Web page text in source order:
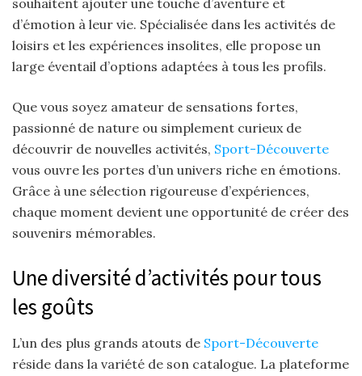
souhaitent ajouter une touche d’aventure et
d’émotion à leur vie. Spécialisée dans les activités de
loisirs et les expériences insolites, elle propose un
large éventail d’options adaptées à tous les profils.
Que vous soyez amateur de sensations fortes,
passionné de nature ou simplement curieux de
découvrir de nouvelles activités, Sport-Découverte
vous ouvre les portes d’un univers riche en émotions.
Grâce à une sélection rigoureuse d’expériences,
chaque moment devient une opportunité de créer des
souvenirs mémorables.
Une diversité d’activités pour tous
les goûts
L’un des plus grands atouts de Sport-Découverte
réside dans la variété de son catalogue. La plateforme